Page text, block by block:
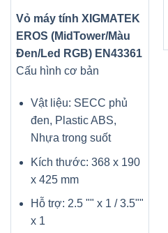
Vỏ máy tính XIGMATEK
EROS (MidTower/Màu
Đen/Led RGB) EN43361
Cấu hình cơ bản
Vật liệu: SECC phủ
đen, Plastic ABS,
Nhựa trong suốt
Kích thước: 368 x 190
x 425 mm
Hỗ trợ: 2.5 "" x 1 / 3.5""
x 1